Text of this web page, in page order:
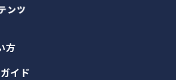
方
イド